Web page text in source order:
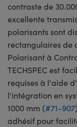
contraste de
excellente
polarisants sont
rectangulaires de
Polarisant à
TECHSPEC est
requises à l'aide
l'intégration en
1000 mm (#71-907
adhésif pour